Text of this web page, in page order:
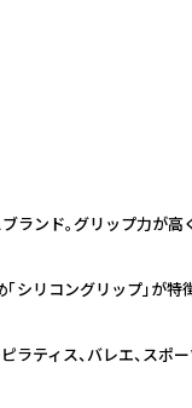
ンド。グリップ力が高
リコングリップ」が特
ラティス、バレエ、ス